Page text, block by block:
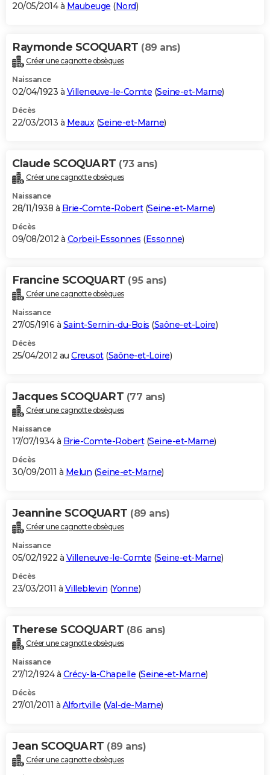
20/05/2014 à Maubeuge (Nord)
Raymonde SCOQUART (89 ans)
Créer une cagnotte obsèques
Naissance
02/04/1923 à Villeneuve-le-Comte (Seine-et-Marne)
Décès
22/03/2013 à Meaux(Seine-et-Marne)
Claude SCOQUART (73 ans)
Créer une cagnotte obsèques
Naissance
28/11/1938 à Brie-Comte-Robert(Seine-et-Marne)
Décès
09/08/2012 à Corbeil-Essonnes (Essonne)
Francine SCOQUART (95 ans)
Créer une cagnotte obsèques
Naissance
27/05/1916 à Saint-Sernin-du-Bois (Saône-et-Loire)
Décès
25/04/2012 au Creusot(Saône-et-Loire)
Jacques SCOQUART (77 ans)
Créer une cagnotte obsèques
Naissance
17/07/1934 à Brie-Comte-Robert(Seine-et-Marne)
Décès
30/09/2011 à Melun (Seine-et-Marne)
Jeannine SCOQUART (89 ans)
Créer une cagnotte obsèques
Naissance
05/02/1922 à Villeneuve-le-Comte (Seine-et-Marne)
Décès
23/03/2011 à Villeblevin (Yonne)
Therese SCOQUART (86 ans)
Créer une cagnotte obsèques
Naissance
27/12/1924 à Crécy-la-Chapelle (Seine-et-Marne)
Décès
27/01/2011 à Alfortville (Val-de-Marne)
Jean SCOQUART (89 ans)
Créer une cagnotte obsèques